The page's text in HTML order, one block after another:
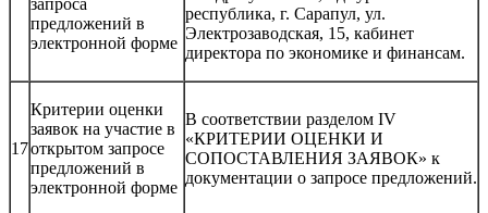
предложений в
электронной форме
республика, г. Сарапул, ул.
Электрозаводская, 15, кабинет
директора по экономике и финансам.
17
Критерии оценки
заявок на участие в
открытом запросе
предложений в
электронной форме
В соответствии разделом IV
«КРИТЕРИИ ОЦЕНКИ И
СОПОСТАВЛЕНИЯ ЗАЯВОК» к
документации о запросе предложений.